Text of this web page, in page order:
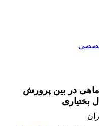
در بین پرورش
بختیاری